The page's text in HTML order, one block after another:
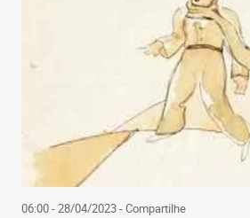
06:00 - 28/04/2023- Compartilhe